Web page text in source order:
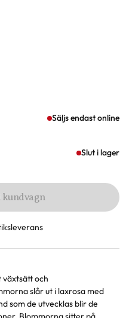
Säljs endast online
Slut i lager
kundvagn
växtsätt och
slår ut i laxrosa med
som de utvecklas blir de